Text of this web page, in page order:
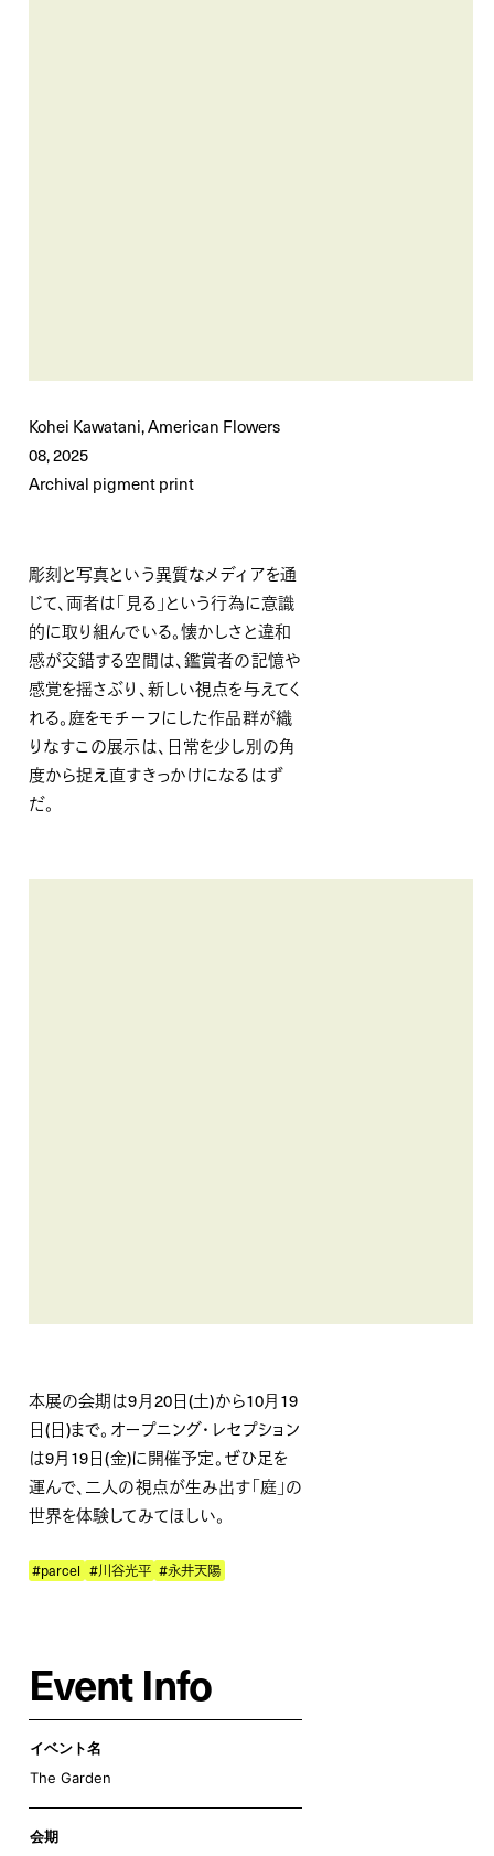
Kohei Kawatani, American Flowers
08, 2025
Archival pigment print
彫刻と写真という異質なメディアを通
じて、両者は「見る」という行為に意識
的に取り組んでいる。懐かしさと違和
感が交錯する空間は、鑑賞者の記憶や
感覚を揺さぶり、新しい視点を与えてく
れる。庭をモチーフにした作品群が織
りなすこの展示は、日常を少し別の角
度から捉え直すきっかけになるはず
だ。
本展の会期は9月20日(土)から10月19
日(日)まで。オープニング・レセプション
は9月19日(金)に開催予定。ぜひ足を
運んで、二人の視点が生み出す「庭」の
世界を体験してみてほしい。
#parcel #川谷光平 #永井天陽
Event Info
イベント名
The Garden
会期